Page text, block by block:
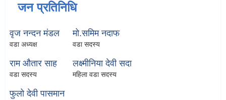
जन प्रतिनिधि
वृज नन्दन मंडल
वडा अध्यक्ष
मो.समिम नदाफ
वडा सदस्य
राम औतार साह
वडा सदस्य
लक्ष्मीनिया देवी सदा
महिला वडा सदस्य
फुलो देवी पासमान